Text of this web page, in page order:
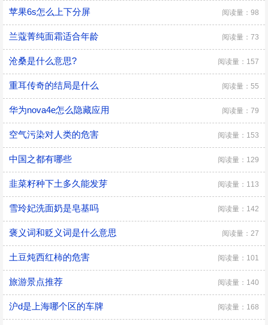
苹果6s怎么上下分屏 阅读量：98
兰蔻菁纯面霜适合年龄 阅读量：73
沧桑是什么意思? 阅读量：157
重耳传奇的结局是什么 阅读量：55
华为nova4e怎么隐藏应用 阅读量：79
空气污染对人类的危害 阅读量：153
中国之都有哪些 阅读量：129
韭菜籽种下土多久能发芽 阅读量：113
雪玲妃洗面奶是皂基吗 阅读量：142
褒义词和贬义词是什么意思 阅读量：27
土豆炖西红柿的危害 阅读量：101
旅游景点推荐 阅读量：140
沪d是上海哪个区的车牌 阅读量：168